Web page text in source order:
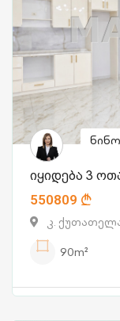
იყიდება 3
550809
კ.
90m²